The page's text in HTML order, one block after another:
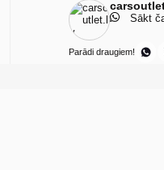
Sākt
Parādi draugiem!